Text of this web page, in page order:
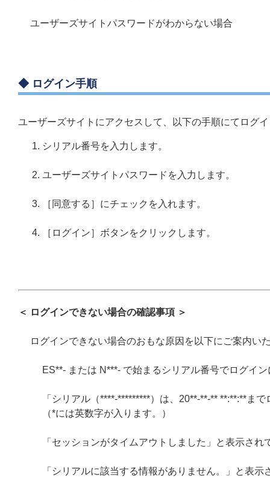
ユーザーズサイトパスワードがわからない場合
◆ ログイン手順
ユーザーズサイトにアクセスして、以下の手順にてログ
シリアル番号を入力します。
ユーザーズサイトパスワードを入力します。
［同意する］にチェックを入れます。
［ログイン］ボタンをクリックします。
＜ ログインできない場合の確認事項 ＞
ログインできない場合のおもな原因を以下にご案内い
ES**- または N***- で始まるシリアル番号でログイ
「シリアル（****-*********）は、20**-**-** **:**:**ま
（*には英数字が入ります。）
「セッションがタイムアウトしました」と表示され
「シリアルに該当する情報がありません。」と表